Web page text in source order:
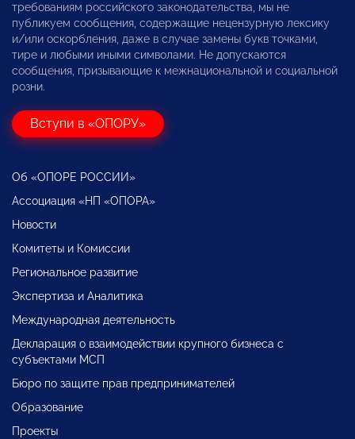
требованиям российского законодательства, мы не
публикуем сообщения, содержащие нецензурную лексику
и/или оскорбления, даже в случае замены букв точками,
тире и любыми иными символами. Не допускаются
сообщения, призывающие к межнациональной и социальной
розни.
Вступи в «ОПОРУ»
Об «ОПОРЕ РОССИИ»
Ассоциация «НП «ОПОРА»
Новости
Комитеты и Комиссии
Региональное развитие
Экспертиза и Аналитика
Международная деятельность
Декларация о взаимодействии крупного бизнеса с
субъектами МСП
Бюро по защите прав предпринимателей
Образование
Проекты